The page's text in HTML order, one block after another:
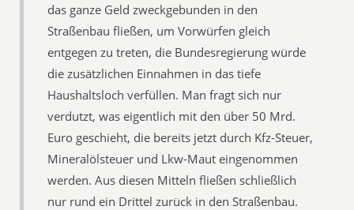
das ganze Geld zweckgebunden in den
Straßenbau fließen, um Vorwürfen gleich
entgegen zu treten, die Bundesregierung würde
die zusätzlichen Einnahmen in das tiefe
Haushaltsloch verfüllen. Man fragt sich nur
verdutzt, was eigentlich mit den über 50 Mrd.
Euro geschieht, die bereits jetzt durch Kfz-Steuer,
Mineralölsteuer und Lkw-Maut eingenommen
werden. Aus diesen Mitteln fließen schließlich
nur rund ein Drittel zurück in den Straßenbau.